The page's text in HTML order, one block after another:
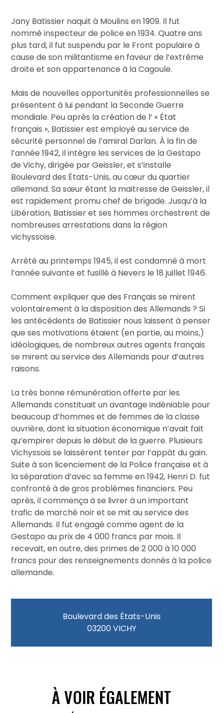
Jany Batissier naquit à Moulins en 1909. Il fut
nommé inspecteur de police en 1934. Quatre ans
plus tard, il fut suspendu par le Front populaire à
cause de son militantisme en faveur de l’extrême
droite et son appartenance à la Cagoule.
Mais de nouvelles opportunités professionnelles se
présentent à lui pendant la Seconde Guerre
mondiale. Peu après la création de l’ « État
français », Batissier est employé au service de
sécurité personnel de l’amiral Darlan. À la fin de
l’année 1942, il intègre les services de la Gestapo
de Vichy, dirigée par Geissler, et s’installe
Boulevard des États-Unis, au cœur du quartier
allemand. Sa sœur étant la maitresse de Geissler, il
est rapidement promu chef de brigade. Jusqu’à la
Libération, Batissier et ses hommes orchestrent de
nombreuses arrestations dans la région
vichyssoise.
Arrêté au printemps 1945, il est condamné à mort
l’année suivante et fusillé à Nevers le 18 juillet 1946.
Comment expliquer que des Français se mirent
volontairement à la disposition des Allemands ? Si
les antécédents de Batissier nous laissent à penser
que ses motivations étaient (en partie, au moins,)
idéologiques, de nombreux autres agents français
se mirent au service des Allemands pour d’autres
raisons.
La très bonne rémunération offerte par les
Allemands constituait un avantage indéniable pour
beaucoup d’hommes et de femmes de la classe
ouvrière, dont la situation économique n’avait fait
qu’empirer depuis le début de la guerre. Plusieurs
Vichyssois se laissèrent tenter par l’appât du gain.
Suite à son licenciement de la Police française et à
la séparation d’avec sa femme en 1942, Henri D. fut
confronté à de gros problèmes financiers. Peu
après, il commença à se livrer à un important
trafic de marché noir et se mit au service des
Allemands. Il fut engagé comme agent de la
Gestapo au prix de 4 000 francs par mois. Il
recevait, en outre, des primes de 2 000 à 10 000
francs pour des renseignements donnés à la police
allemande.
Boulevard des États-Unis
03200 VICHY
À VOIR ÉGALEMENT